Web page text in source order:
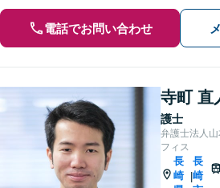
電話でお問い合わせ
寺町 直
護士
弁護士法人
フィス
長
崎 |
長
崎